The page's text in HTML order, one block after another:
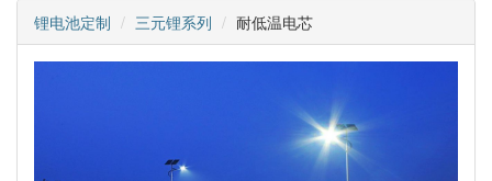
锂电池定制 三元锂系列 耐低温电芯